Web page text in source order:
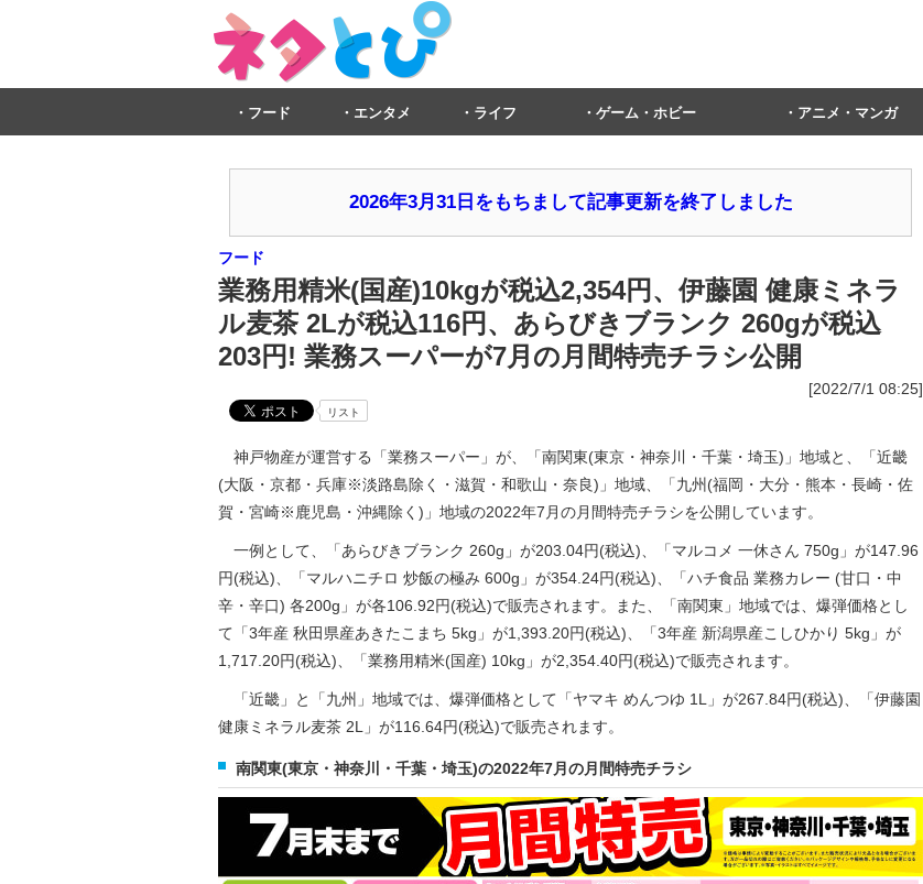
フード エンタメ ライフ ゲーム・ホビー アニメ・マンガ
2026年3月31日をもちまして記事更新を終了しました
フード
業務用精米(国産)10kgが税込2,354円、伊藤園 健康ミネラ
ル麦茶 2Lが税込116円、あらびきブランク 260gが税込
203円! 業務スーパーが7月の月間特売チラシ公開
[2022/7/1 08:25]
リスト
神戸物産が運営する「業務スーパー」が、「南関東(東京・神奈川・千葉・埼玉)」地域と、「近畿
(大阪・京都・兵庫※淡路島除く・滋賀・和歌山・奈良)」地域、「九州(福岡・大分・熊本・長崎・佐
賀・宮崎※鹿児島・沖縄除く)」地域の2022年7月の月間特売チラシを公開しています。
一例として、「あらびきブランク 260g」が203.04円(税込)、「マルコメ 一休さん 750g」が147.96
円(税込)、「マルハニチロ 炒飯の極み 600g」が354.24円(税込)、「ハチ食品 業務カレー (甘口・中
辛・辛口) 各200g」が各106.92円(税込)で販売されます。また、「南関東」地域では、爆弾価格とし
て「3年産 秋田県産あきたこまち 5kg」が1,393.20円(税込)、「3年産 新潟県産こしひかり 5kg」が
1,717.20円(税込)、「業務用精米(国産) 10kg」が2,354.40円(税込)で販売されます。
「近畿」と「九州」地域では、爆弾価格として「ヤマキ めんつゆ 1L」が267.84円(税込)、「伊藤園
健康ミネラル麦茶 2L」が116.64円(税込)で販売されます。
南関東(東京・神奈川・千葉・埼玉)の2022年7月の月間特売チラシ